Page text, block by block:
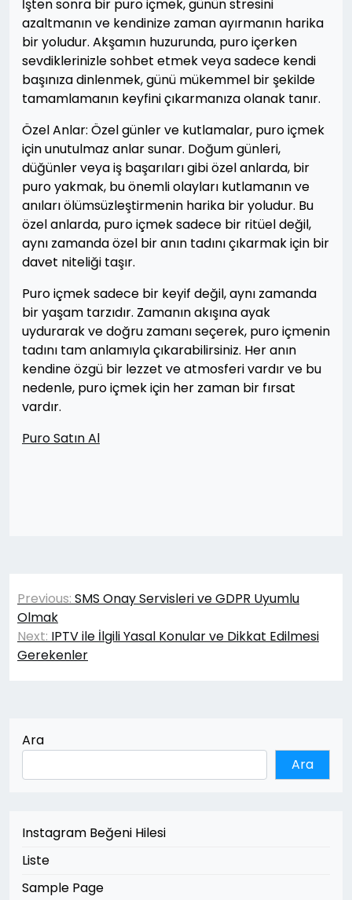
İşten sonra bir puro içmek, günün stresini
azaltmanın ve kendinize zaman ayırmanın harika
bir yoludur. Akşamın huzurunda, puro içerken
sevdiklerinizle sohbet etmek veya sadece kendi
başınıza dinlenmek, günü mükemmel bir şekilde
tamamlamanın keyfini çıkarmanıza olanak tanır.
Özel Anlar: Özel günler ve kutlamalar, puro içmek
için unutulmaz anlar sunar. Doğum günleri,
düğünler veya iş başarıları gibi özel anlarda, bir
puro yakmak, bu önemli olayları kutlamanın ve
anıları ölümsüzleştirmenin harika bir yoludur. Bu
özel anlarda, puro içmek sadece bir ritüel değil,
aynı zamanda özel bir anın tadını çıkarmak için bir
davet niteliği taşır.
Puro içmek sadece bir keyif değil, aynı zamanda
bir yaşam tarzıdır. Zamanın akışına ayak
uydurarak ve doğru zamanı seçerek, puro içmenin
tadını tam anlamıyla çıkarabilirsiniz. Her anın
kendine özgü bir lezzet ve atmosferi vardır ve bu
nedenle, puro içmek için her zaman bir fırsat
vardır.
Puro Satın Al
Yazı
gezinmesi
Previous: SMS Onay Servisleri ve GDPR Uyumlu
Olmak
Next: IPTV ile İlgili Yasal Konular ve Dikkat Edilmesi
Gerekenler
Ara
Ara
Instagram Beğeni Hilesi
Liste
Sample Page